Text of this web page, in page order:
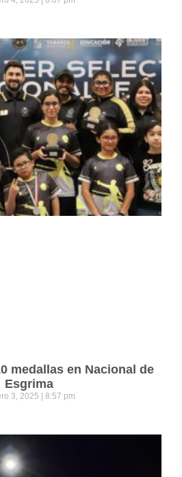
medallas en Nacional de
Esgrima
3, 2025 8:57 pm